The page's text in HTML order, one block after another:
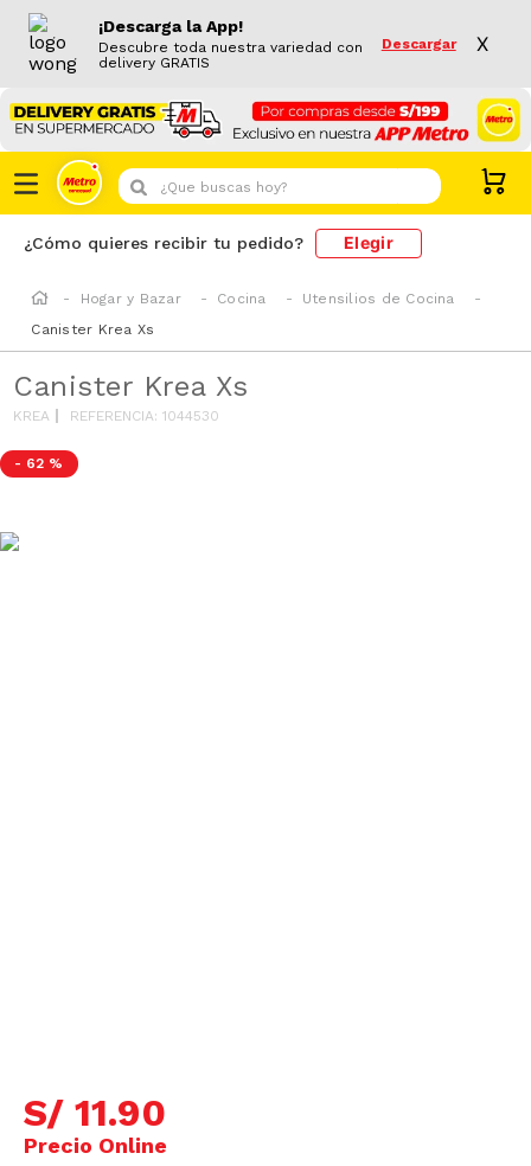
¡Descarga la App!
Descubre toda nuestra variedad con
delivery GRATIS
Descargar X
¿Que buscas hoy?
¿Cómo quieres recibir tu pedido? Elegir
Hogar y Bazar Cocina
Utensilios de Cocina
Canister Krea Xs
Canister Krea Xs
KREA REFERENCIA:1044530
- 62 %
S/ 11.90